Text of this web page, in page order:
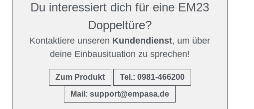
Du interessiert dich für eine EM23
Doppeltüre?
Kontaktiere unseren Kundendienst, um über
deine Einbausituation zu sprechen!
Zum Produkt
Tel.: 0981-466200
Mail: support@empasa.de